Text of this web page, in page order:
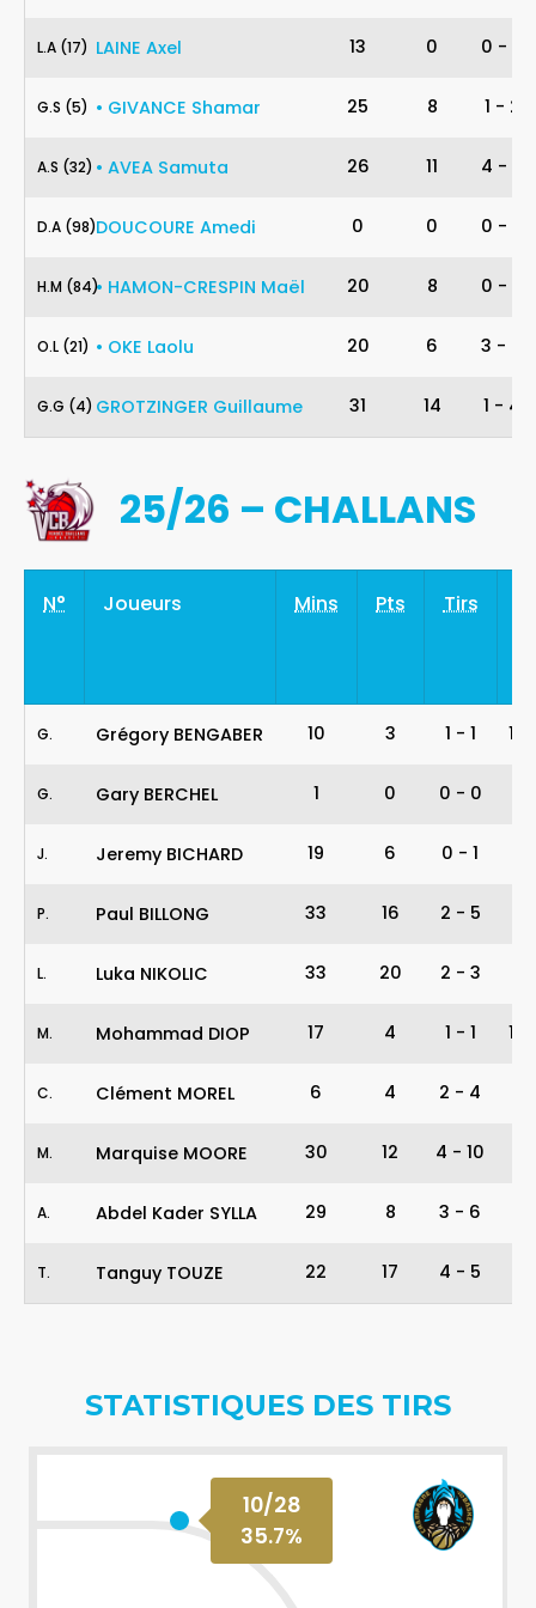
17 LAINE Axel
L.A (17) 13 0 0 -
5 • GIVANCE Shamar
G.S (5) 25 8 1 - 2
32 • AVEA Samuta
A.S (32) 26 11 4 -
98 DOUCOURE Amedi
D.A (98) 0 0 0 -
84 • HAMON-CRESPIN Maël
H.M (84) 20 8 0 -
21 • OKE Laolu
O.L (21) 20 6 3 -
4 GROTZINGER Guillaume
G.G (4) 31 14 1 - 4
25/26 – CHALLANS
N° Joueurs Mins Pts Tirs
Grégory BENGABER
G. 10 3 1 - 1
Gary BERCHEL
G. 1 0 0 - 0
Jeremy BICHARD
J. 19 6 0 - 1
Paul BILLONG
P. 33 16 2 - 5
Luka NIKOLIC
L. 33 20 2 - 3
Mohammad DIOP
M. 17 4 1 - 1
Clément MOREL
C. 6 4 2 - 4
Marquise MOORE
M. 30 12 4 - 10
Abdel Kader SYLLA
A. 29 8 3 - 6
Tanguy TOUZE
T. 22 17 4 - 5
STATISTIQUES DES TIRS
10/28
35.7%